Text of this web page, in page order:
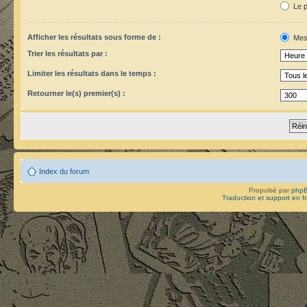
Le
Afficher les résultats sous forme de :
Trier les résultats par :
Limiter les résultats dans le temps :
Retourner le(s) premier(s) :
Index du forum
Propulsé par
Traduction et support en